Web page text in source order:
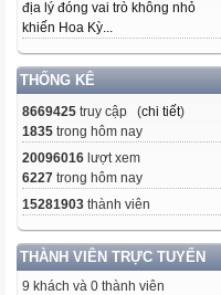
địa lý đóng vai trò không nhỏ
khiến Hoa Kỳ...
THỐNG KÊ
8669425 truy cập (chi tiết)
1835 trong hôm nay
20096016 lượt xem
6227 trong hôm nay
15281903 thành viên
THÀNH VIÊN TRỰC TUYẾN
9 khách và 0 thành viên